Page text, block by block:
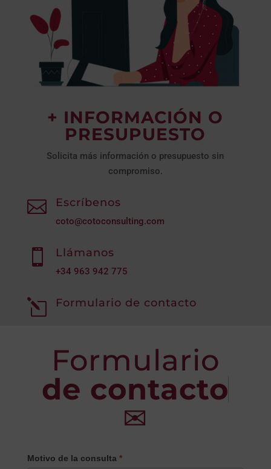
+ INFORMACIÓN O
PRESUPUESTO
Solicita más información o presupuesto sin
compromiso.
 Escríbenos
coto@cotoconsulting.com
 Llámanos
+34 963 942 775
l Formulario de contacto
Formulario
de contacto
✉
CONTACTO
Motivo de la consulta *